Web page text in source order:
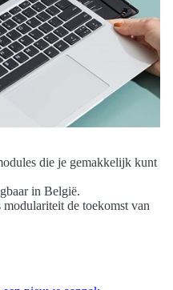
die je gemakkelijk kunt
in België.
de toekomst van